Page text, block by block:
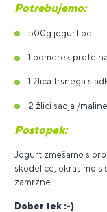
Potrebujemo:
500g jogurt beli
1 odmerek proteina
1 žlica trsnega
2 žlici sadja /
Postopek:
Jogurt zmešamo s
skodelice, okrasimo s
zamrzne.
Dober tek :-)